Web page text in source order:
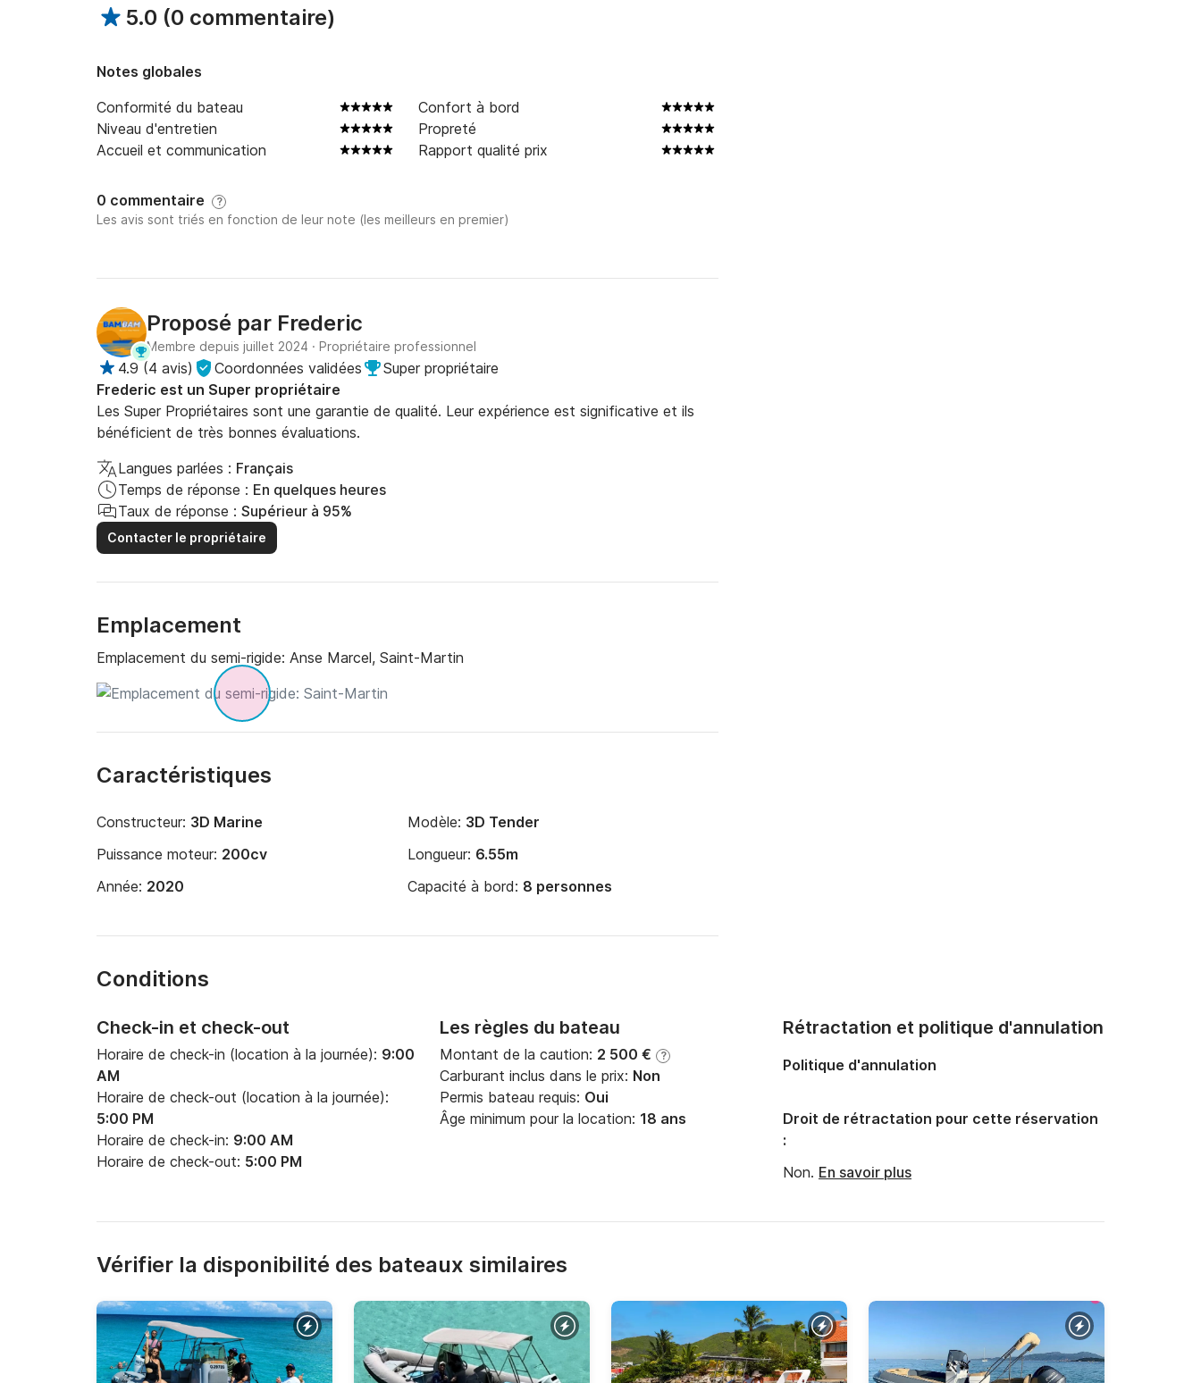
5.0 (0 commentaire)
Notes globales
Conformité du bateau
Confort à bord
Niveau d'entretien
Propreté
Accueil et communication
Rapport qualité prix
0 commentaire ?
Les avis sont triés en fonction de leur note (les meilleurs en premier)
Proposé par Frederic
Membre depuis juillet 2024 · Propriétaire professionnel
4.9 (4 avis) Coordonnées validées
Super propriétaire
Frederic est un Super propriétaire
Les Super Propriétaires sont une garantie de qualité. Leur expérience est significative et ils
bénéficient de très bonnes évaluations.
Langues parlées : Français
Temps de réponse : En quelques heures
Taux de réponse : Supérieur à 95%
Contacter le propriétaire
Emplacement
Emplacement du semi-rigide: Anse Marcel, Saint-Martin
Caractéristiques
Constructeur: 3D Marine Modèle: 3D Tender
Puissance moteur: 200cv Longueur: 6.55m
Année: 2020 Capacité à bord: 8 personnes
Conditions
Check-in et check-out
Horaire de check-in (location à la journée): 9:00
AM
Horaire de check-out (location à la journée):
5:00 PM
Horaire de check-in: 9:00 AM
Horaire de check-out: 5:00 PM
Les règles du bateau
Montant de la caution: 2 500 € ?
Carburant inclus dans le prix: Non
Permis bateau requis: Oui
Âge minimum pour la location: 18 ans
Rétractation et politique d'annulation
Politique d'annulation
Droit de rétractation pour cette réservation
:
Non. En savoir plus
Vérifier la disponibilité des bateaux similaires